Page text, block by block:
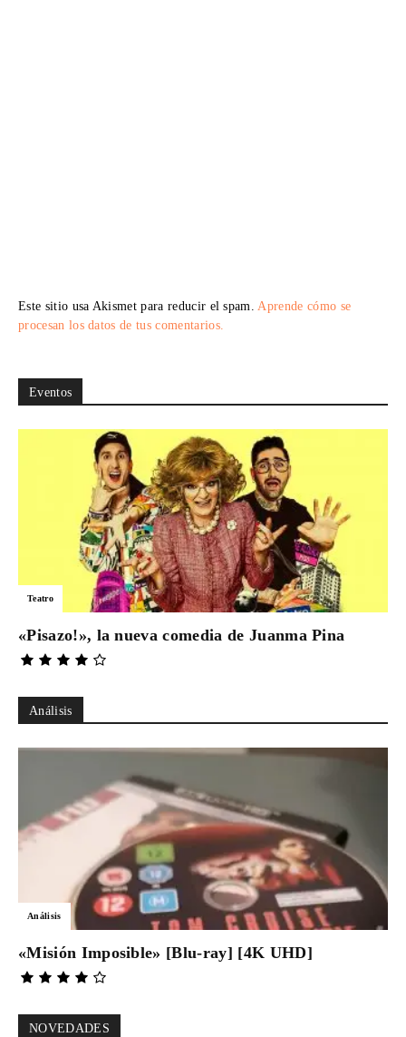
Este sitio usa Akismet para reducir el spam.Aprende cómo se
procesan los datos de tus comentarios.
Eventos
Teatro
«Pisazo!», la nueva comedia de Juanma Pina
Análisis
Análisis
«Misión Imposible» [Blu-ray] [4K UHD]
NOVEDADES